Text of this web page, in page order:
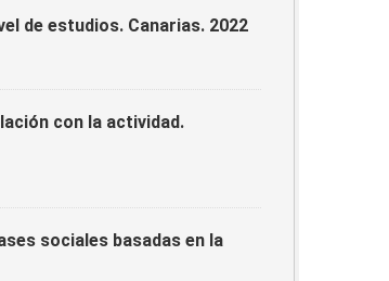
de estudios. Canarias. 2022
con la actividad.
sociales basadas en la